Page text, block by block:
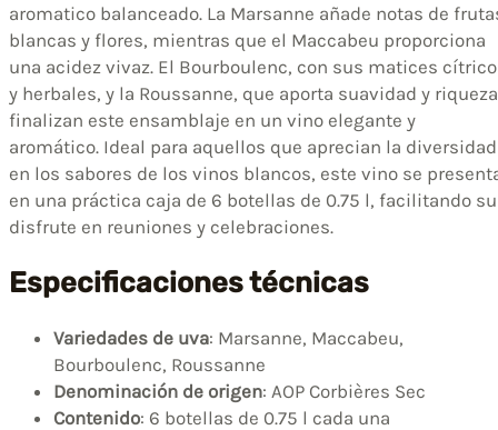
aromatico balanceado. La Marsanne añade notas de
blancas y flores, mientras que el Maccabeu proporciona
una acidez vivaz. El Bourboulenc, con sus matices
y herbales, y la Roussanne, que aporta suavidad y
finalizan este ensamblaje en un vino elegante y
aromático. Ideal para aquellos que aprecian la diversidad
en los sabores de los vinos blancos, este vino se
en una práctica caja de 6 botellas de 0.75 l, facilitando su
disfrute en reuniones y celebraciones.
Especificaciones técnicas
Variedades de uva: Marsanne, Maccabeu,
Bourboulenc, Roussanne
Denominación de origen: AOP Corbières Sec
Contenido: 6 botellas de 0.75 l cada una